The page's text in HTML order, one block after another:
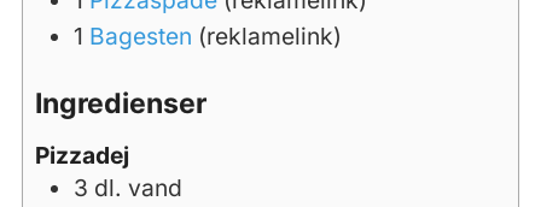
1 Bagesten (reklamelink)
Ingredienser
Pizzadej
3 dl. vand